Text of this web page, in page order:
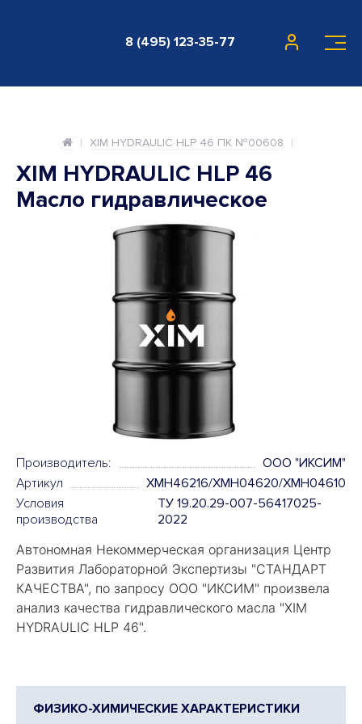
8 (495) 123-35-77
XIM HYDRAULIC HLP 46 ПК №00608
XIM HYDRAULIC HLP 46
Масло гидравлическое
Производитель:
OOO "ИКСИМ"
Артикул
XMH46216/XMH04620/XMH04610
Условия
производства
ТУ 19.20.29-007-56417025-
2022
Автономная Некоммерческая организация Центр
Развития Лабораторной Экспертизы "СТАНДАРТ
КАЧЕСТВА", по запросу ООО "ИКСИМ" произвела
анализ качества гидравлического масла "XIM
HYDRAULIC HLP 46".
ФИЗИКО-ХИМИЧЕСКИЕ ХАРАКТЕРИСТИКИ